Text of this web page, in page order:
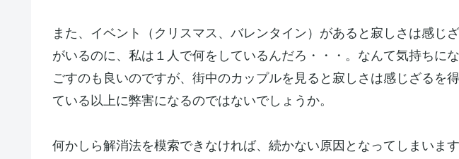
また、イベント（クリスマス、バレンタイン）があると寂しさは感じ
がいるのに、私は１人で何をしているんだろ・・・。なんて気持ちに
ごすのも良いのですが、街中のカップルを見ると寂しさは感じざるを
ている以上に弊害になるのではないでしょうか。
何かしら解消法を模索できなければ、続かない原因となってしまいます